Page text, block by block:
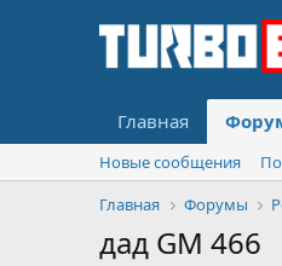
Главная
Новые сообщения
Главная
Форумы
дад GM 466